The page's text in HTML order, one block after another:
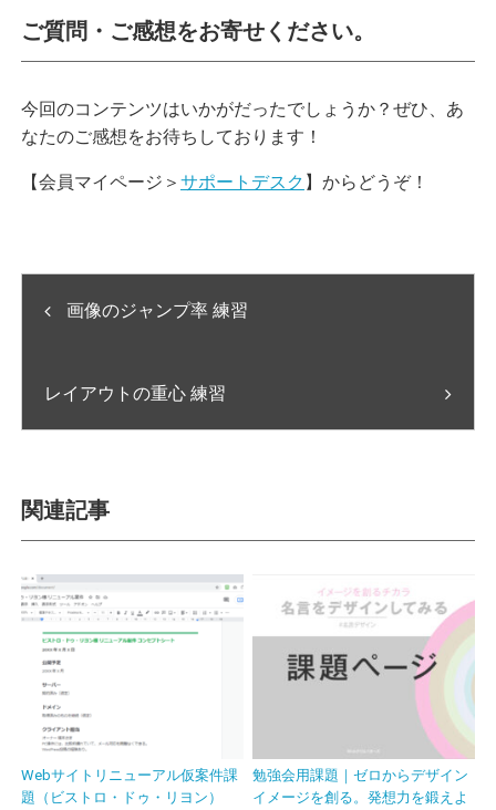
ご質問・ご感想をお寄せください。
今回のコンテンツはいかがだったでしょうか？ぜひ、あ
なたのご感想をお待ちしております！
【会員マイページ＞ サポートデスク 】からどうぞ！
画像のジャンプ率 練習
レイアウトの重心 練習
関連記事
Webサイトリニューアル仮案件課
題（ビストロ・ドゥ・リヨン）
勉強会用課題｜ゼロからデザイン
イメージを創る。発想力を鍛えよ